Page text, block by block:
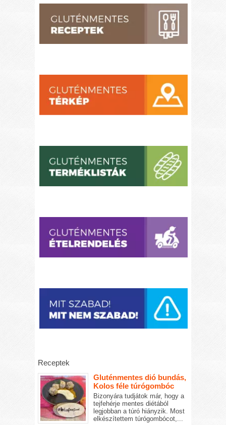
Receptek
Gluténmentes dió bundás,
Kolos féle túrógombóc
Bizonyára tudjátok már, hogy a
tejfehérje mentes diétából
legjobban a túró hiányzik. Most
elkészítettem túrógombócot,...